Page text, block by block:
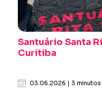
Santuário Santa
Curitiba
03.06.2026 | 3 minutos